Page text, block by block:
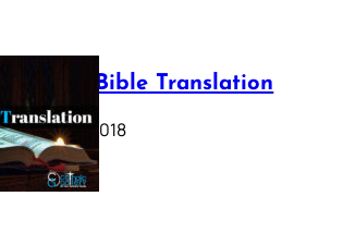
Webster Bible Translation
October 11, 2018